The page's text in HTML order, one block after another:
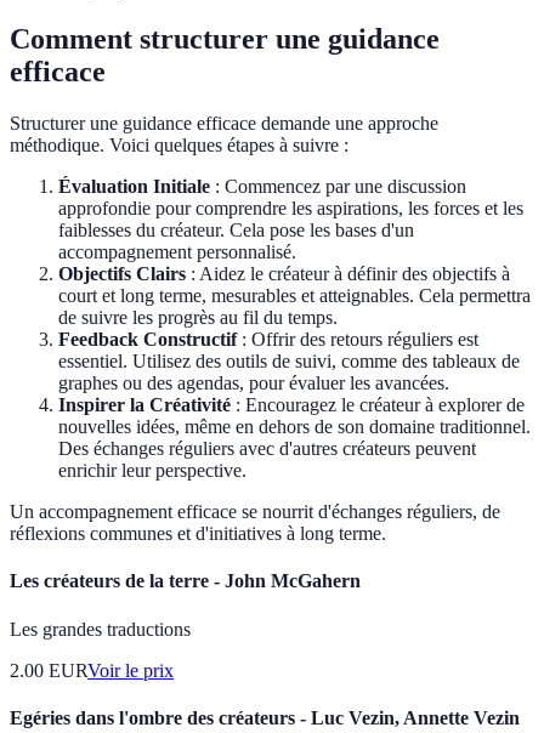
Comment structurer une guidance
efficace
Structurer une guidance efficace demande une approche
méthodique. Voici quelques étapes à suivre :
Évaluation Initiale : Commencez par une discussion
approfondie pour comprendre les aspirations, les forces et les
faiblesses du créateur. Cela pose les bases d'un
accompagnement personnalisé.
Objectifs Clairs : Aidez le créateur à définir des objectifs à
court et long terme, mesurables et atteignables. Cela permettra
de suivre les progrès au fil du temps.
Feedback Constructif: Offrir des retours réguliers est
essentiel. Utilisez des outils de suivi, comme des tableaux de
graphes ou des agendas, pour évaluer les avancées.
Inspirer la Créativité : Encouragez le créateur à explorer de
nouvelles idées, même en dehors de son domaine traditionnel.
Des échanges réguliers avec d'autres créateurs peuvent
enrichir leur perspective.
Un accompagnement efficace se nourrit d'échanges réguliers, de
réflexions communes et d'initiatives à long terme.
Les créateurs de la terre - John McGahern
Les grandes traductions
2.00 EURVoir le prix
Egéries dans l'ombre des créateurs - Luc Vezin, Annette Vezin